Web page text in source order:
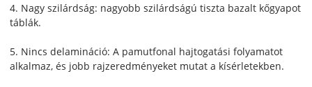
4. Nagy szilárdság: nagyobb szilárdságú tiszta bazalt kőgyapot
táblák.
5. Nincs delamináció: A pamutfonal hajtogatási folyamatot
alkalmaz, és jobb rajzeredményeket mutat a kísérletekben.